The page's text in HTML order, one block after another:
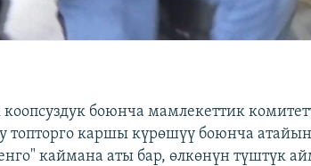
коопсуздук боюнча мамлекеттик
каршы күрөшүү боюнча
каймана аты бар, өлкөнүн түштүк